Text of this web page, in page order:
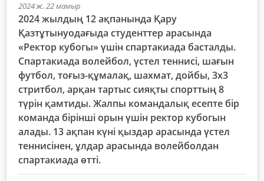
2024 ж. 22 мамыр
2024 жылдың 12 ақпанында Қару
Қазтұтынуодағыда студенттер арасында
«Ректор кубогы» үшін спартакиада басталды.
Спартакиада волейбол, үстел теннисі, шағын
футбол, тоғыз-құмалақ, шахмат, дойбы, 3х3
стритбол, арқан тартыс сияқты спорттың 8
түрін қамтиды. Жалпы командалық есепте бір
команда бірінші орын үшін ректор кубогын
алады. 13 ақпан күні қыздар арасында үстел
теннисінен, ұлдар арасында волейболдан
спартакиада өтті.